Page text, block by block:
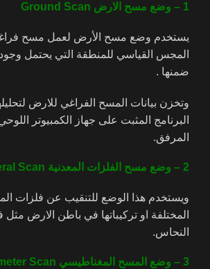
1 – وضع مسح الارض Ground Scan
يستخدم وضع مسح الأرض لعمل مسح
المجس القياسي للمنطقة التي يحتمل وجود
ضمنها .
وتخزن بيانات المسح الفراغي للارض
البرنامج المثبت على جهاز الكمبيوتر
المرفق.
2 – وضع مسح الفلزات المعدنية Mineral Scan
ويستخدم هذا الوضع للتنقيب عن فلزات
المختلفة او تركيباتها في باطن الارض
النحاس.
3 – وضع المسح المغناطيسي Magnetometer Scan